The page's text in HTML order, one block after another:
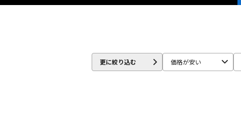
更に絞り込む 価格が安い